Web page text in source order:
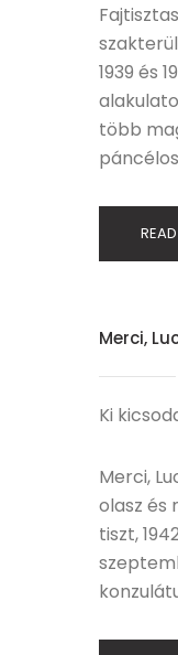
1939 és
több
Merci,
Ki
Merci,
olasz és
tiszt,